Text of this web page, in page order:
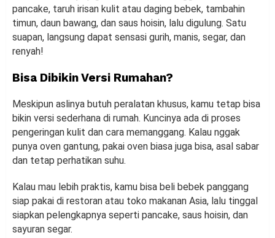
pancake, taruh irisan kulit atau daging bebek, tambahin
timun, daun bawang, dan saus hoisin, lalu digulung. Satu
suapan, langsung dapat sensasi gurih, manis, segar, dan
renyah!
Bisa Dibikin Versi Rumahan?
Meskipun aslinya butuh peralatan khusus, kamu tetap bisa
bikin versi sederhana di rumah. Kuncinya ada di proses
pengeringan kulit dan cara memanggang. Kalau nggak
punya oven gantung, pakai oven biasa juga bisa, asal sabar
dan tetap perhatikan suhu.
Kalau mau lebih praktis, kamu bisa beli bebek panggang
siap pakai di restoran atau toko makanan Asia, lalu tinggal
siapkan pelengkapnya seperti pancake, saus hoisin, dan
sayuran segar.